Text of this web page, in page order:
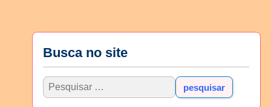
Busca no site